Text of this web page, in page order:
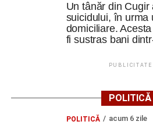
Un tânăr din Cugir
suicidului, în urma
domiciliare.
fi sustras bani
PUBLICITATE
POLITICĂ
POLITICĂ acum 6 zile